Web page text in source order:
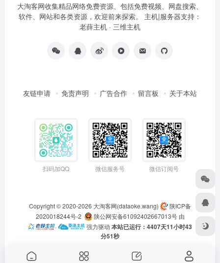
大淘客网收集精品网络免费资源、包括免费视频、网盘搜索、
软件、网站和各类资源，欢迎前来探索。 主机|服务器支持：
老薛主机 · 三维主机
友链申请 免责声明 广告合作 留言板 关于本站
扫码加QQ 微信服务号 微信订阅号
Copyright © 2020-2026 大淘客网(dataoke.wang)
陕ICP备
2020018244号-2
陕公网安备61092402667013号由
·
强力驱动 本站已运行：4407天11小时43
分51秒